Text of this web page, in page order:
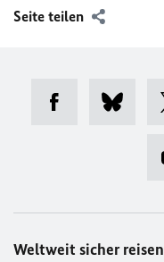
Seite teilen
Weltweit sicher reisen